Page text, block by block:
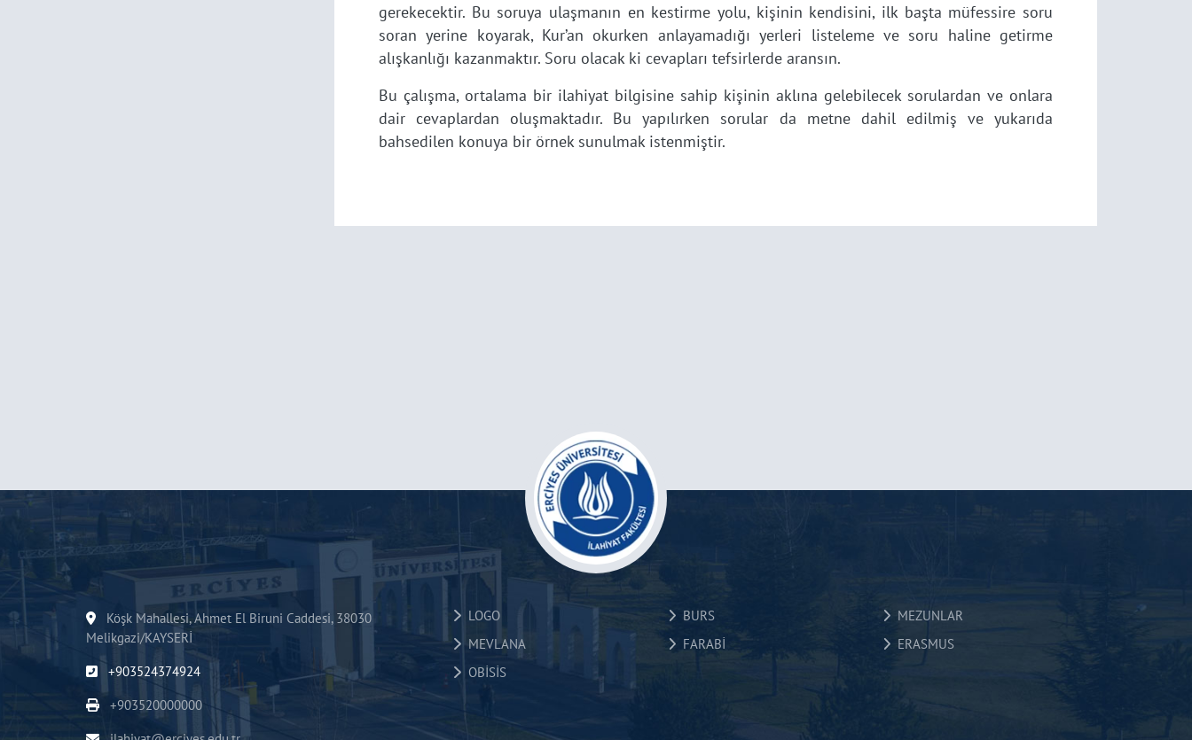
gerekecektir. Bu soruya ulaşmanın en kestirme yolu, kişinin kendisini, ilk başta müfessire soru
soran yerine koyarak, Kur’an okurken anlayamadığı yerleri listeleme ve soru haline getirme
alışkanlığı kazanmaktır. Soru olacak ki cevapları tefsirlerde aransın.
Bu çalışma, ortalama bir ilahiyat bilgisine sahip kişinin aklına gelebilecek sorulardan ve onlara
dair cevaplardan oluşmaktadır. Bu yapılırken sorular da metne dahil edilmiş ve yukarıda
bahsedilen konuya bir örnek sunulmak istenmiştir.
Köşk Mahallesi, Ahmet El Biruni Caddesi, 38030
Melikgazi/KAYSERİ
+903524374924
+903520000000
LOGO BURS
MEZUNLAR
MEVLANA
FARABİ
ERASMUS
OBİSİS